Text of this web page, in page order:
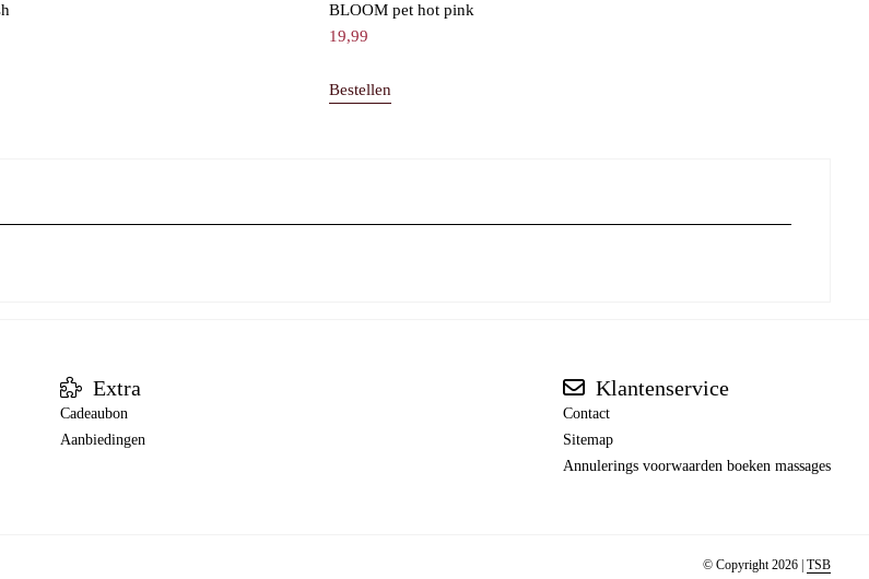
BLOOM pet hot pink
19,99
Bestellen
Extra
Cadeaubon
Aanbiedingen
Klantenservice
Contact
Sitemap
Annulerings voorwaarden boeken massages
© Copyright 2026 | TSB